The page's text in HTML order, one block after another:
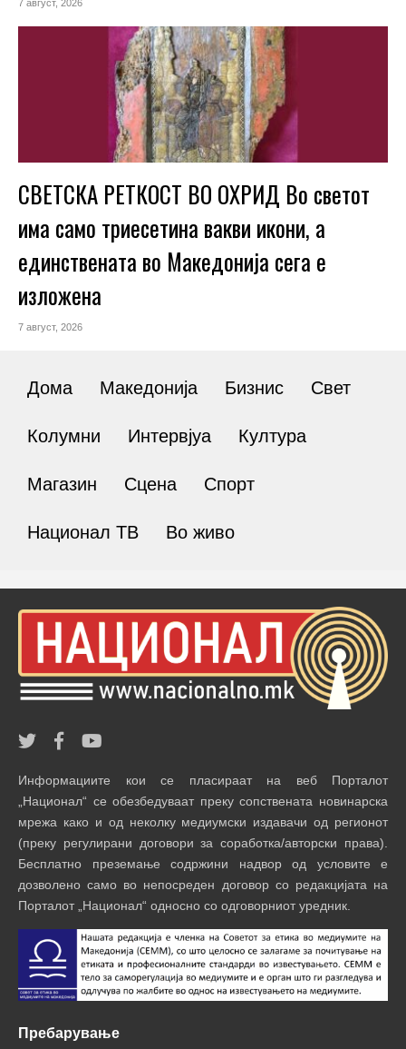
7 август, 2026
СВЕТСКА РЕТКОСТ ВО ОХРИД Во светот
има само триесетина вакви икони, а
единствената во Македонија сега е
изложена
7 август, 2026
Дома Македонија Бизнис Свет
Колумни Интервјуа Култура
Магазин Сцена Спорт
Национал ТВ Во живо
Информациите кои се пласираат на веб Порталот
„Национал“ се обезбедуваат преку сопствената новинарска
мрежа како и од неколку медиумски издавачи од регионот
(преку регулирани договори за соработка/авторски права).
Бесплатно преземање содржини надвор од условите е
дозволено само во непосреден договор со редакцијата на
Порталот „Национал“ односно со одговорниот уредник.
Пребарување